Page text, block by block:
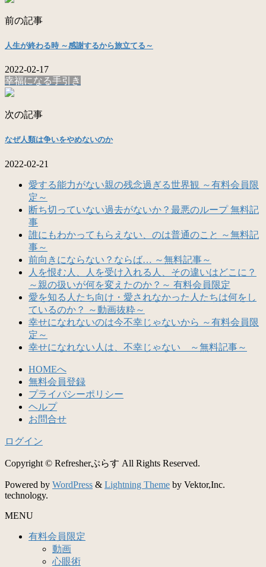
前の記事
人生が終わる時 ～感謝するから旅立てる～
2022-02-17
幸福になる手引き
次の記事
なぜ人類は争いをやめないのか
2022-02-21
愛する能力がない親の残念過ぎる世界観 ～有料会員限
定～
断ち切っていない過去がないか？最悪のループ 無料記
事
誰にもわかってもらえない、のは普通のこと ～無料記
事～
前向きにならない？ならば… ～無料記事～
人を恨む人、人を受け入れる人、その違いはどこに？
～親の扱いが何を変えたのか？～ 有料会員限定
愛を知る人たち向け・愛されなかった人たちは何をし
ているのか？ ～動画抜粋～
幸せになれないのは今不幸じゃないから ～有料会員限
定～
幸せになれない人は、不幸じゃない ～無料記事～
HOMEへ
無料会員登録
プライバシーポリシー
ヘルプ
お問合せ
ログイン
Copyright © Refresherぷらす All Rights Reserved.
Powered by WordPress & Lightning Theme by Vektor,Inc.
technology.
MENU
有料会員限定
動画
心眼術